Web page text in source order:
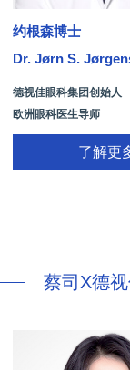
约根森博士
Dr. Jørn S.
德视佳眼科集团创始人
欧洲眼科医生导师
拥有35年眼科从业经历
了解更
蔡司X德